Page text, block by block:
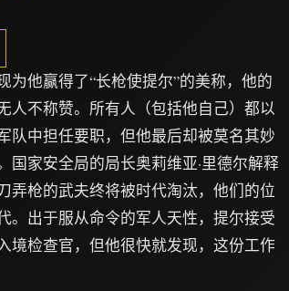
他赢得了“长枪使提尔”的美称，他的
人不称赞。所有人（包括他自己）都以
队中担任要职，但他最后却被莫名其妙
国家安全局的局长奥莉维亚·里德尔解释
弄枪的武夫终将被时代淘汰，他们的位
。出于服从命令的军人天性，提尔接受
境检查官，但他很快就发现，这份工作